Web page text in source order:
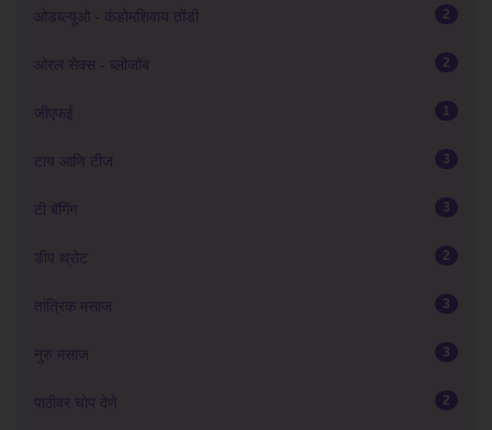
ओडब्ल्यूओ - कंडोमशिवाय तोंडी 2
ओरल सेक्स - ब्लोजॉब 2
जीएफई 1
टाय आणि टीज 3
टी बॅगिंग 3
डीप थ्रोट 2
तांत्रिक मसाज 3
नुरु मसाज 3
पाठीवर चोप देणे 2